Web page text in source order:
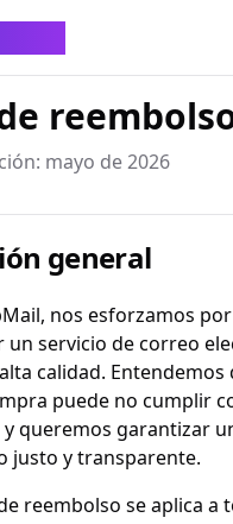
mayo de 2026
general
nos esforzamos por
servicio de correo
calidad. Entendemos
puede no cumplir
y queremos garantizar
justo y transparente.
reembolso se aplica a